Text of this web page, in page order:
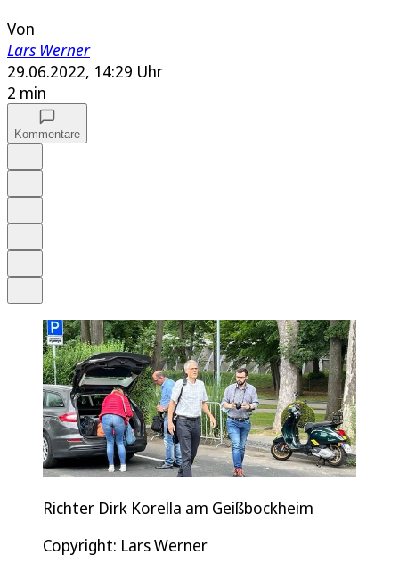
Von
Lars Werner
29.06.2022, 14:29 Uhr
2 min
Kommentare
Richter Dirk Korella am Geißbockheim
Copyright: Lars Werner